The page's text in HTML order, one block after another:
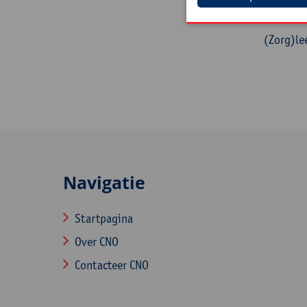
Navigatie
Startpagina
Over CNO
Contacteer CNO